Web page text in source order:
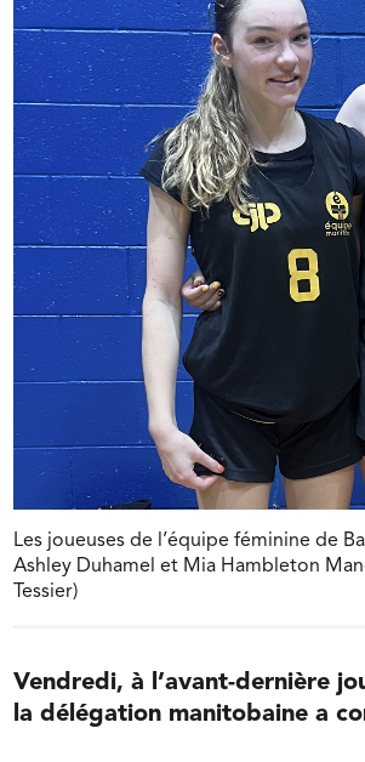
Les joueuses de l’équipe féminine de
Ashley Duhamel et Mia Hambleton
Tessier)
Vendredi, à l’avant-dernière
la délégation manitobaine a